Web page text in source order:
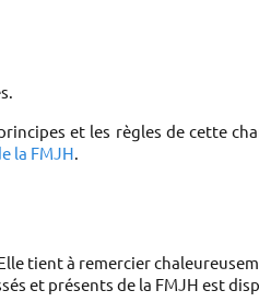
et les règles de cette
la FMJH.
tient à remercier
et présents de la FMJH est